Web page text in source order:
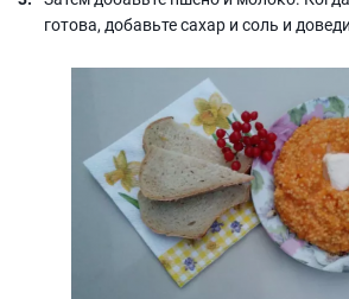
готова, добавьте сахар и соль и